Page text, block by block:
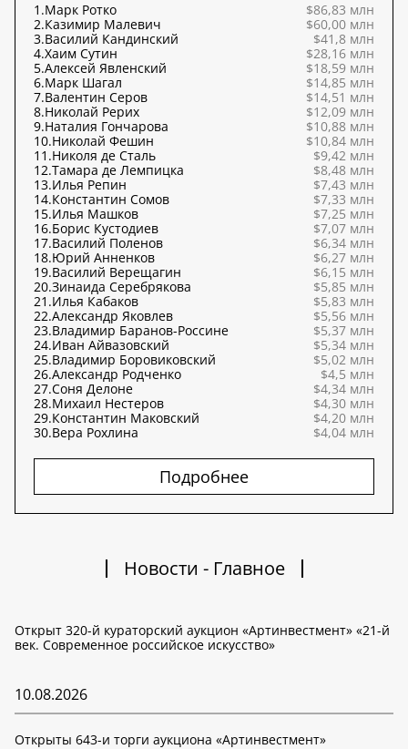
1.Марк Ротко
$86,83 млн
2.Казимир Малевич
$60,00 млн
3.Василий Кандинский
$41,8 млн
4.Хаим Сутин
$28,16 млн
5.Алексей Явленский
$18,59 млн
6.Марк Шагал
$14,85 млн
7.Валентин Серов
$14,51 млн
8.Николай Рерих
$12,09 млн
9.Наталия Гончарова
$10,88 млн
10.Николай Фешин
$10,84 млн
11.Николя де Сталь
$9,42 млн
12.Тамара де Лемпицка
$8,48 млн
13.Илья Репин
$7,43 млн
14.Константин Сомов
$7,33 млн
15.Илья Машков
$7,25 млн
16.Борис Кустодиев
$7,07 млн
17.Василий Поленов
$6,34 млн
18.Юрий Анненков
$6,27 млн
19.Василий Верещагин
$6,15 млн
20.Зинаида Серебрякова
$5,85 млн
21.Илья Кабаков
$5,83 млн
22.Александр Яковлев
$5,56 млн
23.Владимир Баранов-Россине
$5,37 млн
24.Иван Айвазовский
$5,34 млн
25.Владимир Боровиковский
$5,02 млн
26.Александр Родченко
$4,5 млн
27.Соня Делоне
$4,34 млн
28.Михаил Нестеров
$4,30 млн
29.Константин Маковский
$4,20 млн
30.Вера Рохлина $4,04 млн
Подробнее
Новости - Главное
Открыт 320-й кураторский аукцион «Артинвестмент» «21-й
век. Современное российское искусство»
10.08.2026
Открыты 643-и торги аукциона «Артинвестмент»